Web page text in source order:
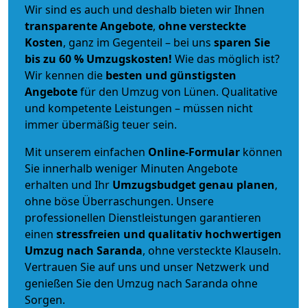
Wir sind es auch und deshalb bieten wir Ihnen
transparente Angebote, ohne versteckte
Kosten, ganz im Gegenteil – bei uns sparen Sie
bis zu 60 % Umzugskosten! Wie das möglich ist?
Wir kennen die besten und günstigsten
Angebotefür den Umzug von Lünen. Qualitative
und kompetente Leistungen – müssen nicht
immer übermäßig teuer sein.
Mit unserem einfachen Online-Formular können
Sie innerhalb weniger Minuten Angebote
erhalten und Ihr Umzugsbudgetgenau planen,
ohne böse Überraschungen. Unsere
professionellen Dienstleistungen garantieren
einen stressfreien und qualitativ hochwertigen
Umzug nach Saranda, ohne versteckte Klauseln.
Vertrauen Sie auf uns und unser Netzwerk und
genießen Sie den Umzug nach Saranda ohne
Sorgen.